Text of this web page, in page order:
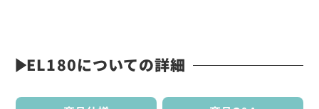
EL180についての詳細